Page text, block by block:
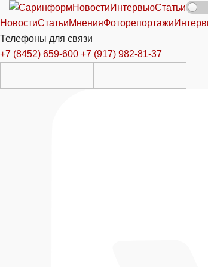
НовостиИнтервьюСтатьи
НовостиСтатьиМненияФоторепортажи
Телефоны для связи
+7 (8452) 659-600 +7 (917) 982-81-37